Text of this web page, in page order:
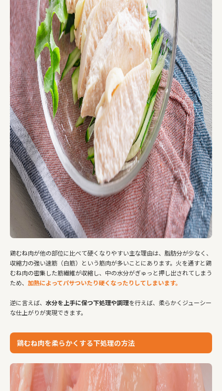
鶏むね肉が他の部位に比べて硬くなりやすい主な理由は、脂肪分が少なく、
収縮力の強い速筋（白筋）という筋肉が多いことにあります。火を通すと鶏
むね肉の密集した筋繊維が収縮し、中の水分がぎゅっと押し出されてしまう
ため、 加熱によってパサついたり硬くなったりしてしまいます。
逆に言えば、 水分を上手に保つ下処理や調理を行えば、柔らかくジューシー
な仕上がりが実現できます。
鶏むね肉を柔らかくする下処理の方法